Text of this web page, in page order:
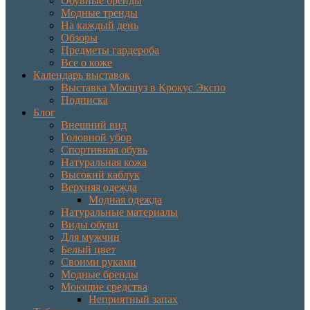
Модные тренды
На каждый день
Обзоры
Предметы гардероба
Все о коже
Календарь выставок
Выставка Мосшуз в Крокус Экспо
Подписка
Блог
Внешний вид
Головной убор
Спортивная обувь
Натуральная кожа
Высокий каблук
Верхняя одежда
Модная одежда
Натуральные материалы
Виды обуви
Для мужчин
Белый цвет
Своими руками
Модные бренды
Моющие средства
Неприятный запах